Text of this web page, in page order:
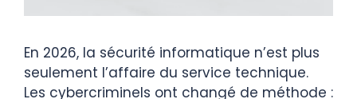
En 2026, la sécurité informatique n’est plus
seulement l’affaire du service technique.
Les cybercriminels ont changé de méthode :